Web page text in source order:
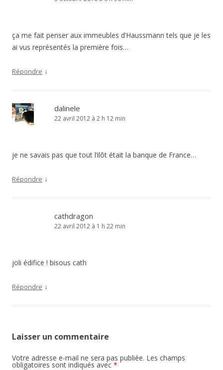
ça me fait penser aux immeubles d’Haussmann tels que je les
ai vus représentés la première fois…
Répondre ↓
dalinele
22 avril 2012 à 2 h 12 min
je ne savais pas que tout l’ilôt était la banque de France…
Répondre ↓
cathdragon
22 avril 2012 à 1 h 22 min
joli édifice ! bisous cath
Répondre ↓
Laisser un commentaire
Votre adresse e-mail ne sera pas publiée. Les champs
obligatoires sont indiqués avec *